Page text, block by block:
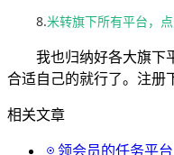
8.米转旗下所有平台，
我也归纳好各大旗下
合适自己的就行了。注册
相关文章
领会员的任务平台